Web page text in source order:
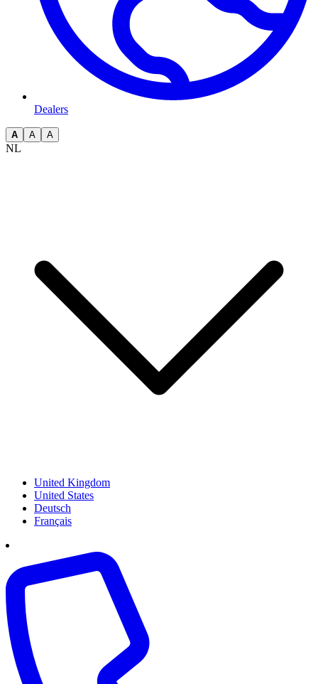
Dealers
A A A
NL
United Kingdom
United States
Deutsch
Français